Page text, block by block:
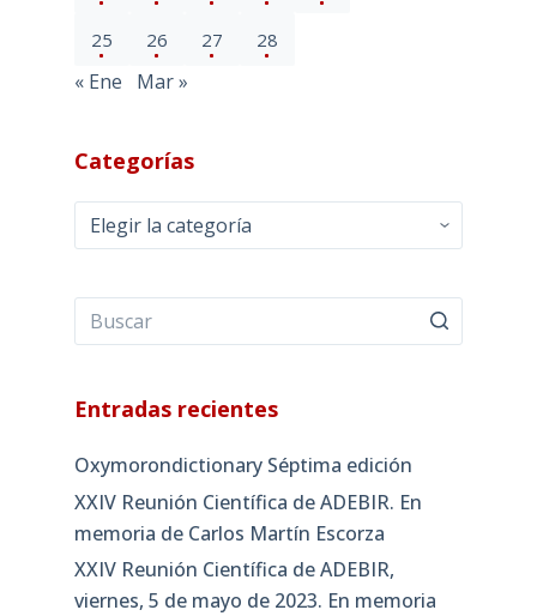
25 26 27 28
« Ene Mar »
Categorías
Categorías
Entradas recientes
Oxymorondictionary Séptima edición
XXIV Reunión Científica de ADEBIR. En
memoria de Carlos Martín Escorza
XXIV Reunión Científica de ADEBIR,
viernes, 5 de mayo de 2023. En memoria